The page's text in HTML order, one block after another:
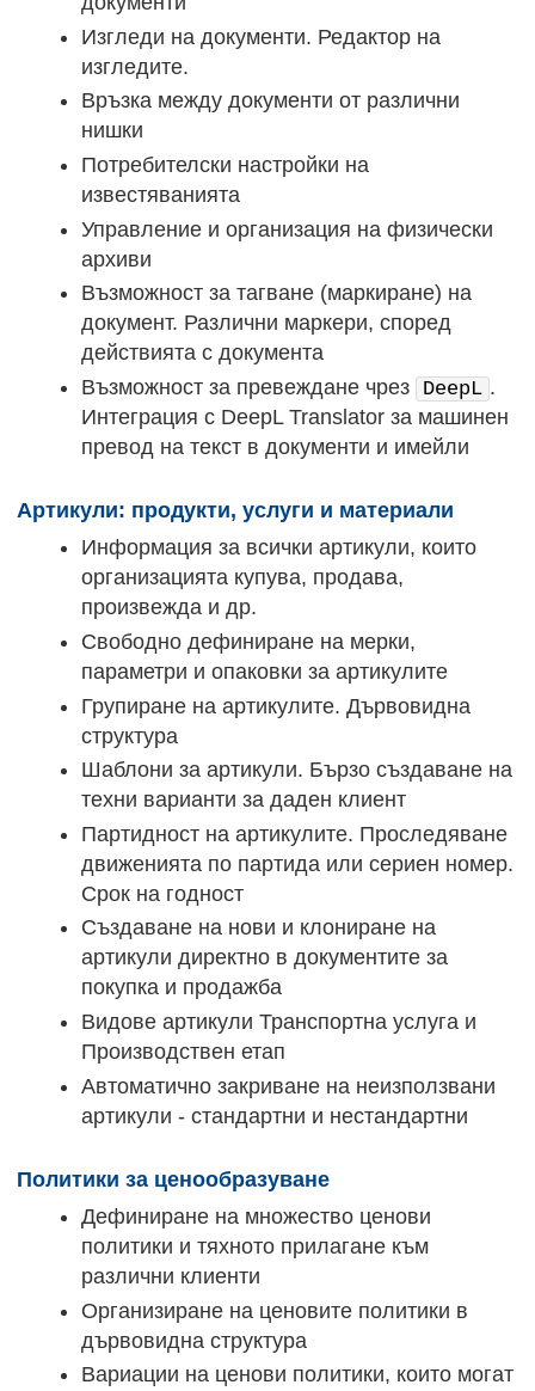
Изгледи на документи. Редактор на
изгледите.
Връзка между документи от различни
нишки
Потребителски настройки на
известяванията
Управление и организация на физически
архиви
Възможност за тагване (маркиране) на
документ. Различни маркери, според
действията с документа
Възможност за превеждане чрез
DeepL .
Интеграция с DeepL Translator за машинен
превод на текст в документи и имейли
Артикули: продукти, услуги и материали
Информация за всички артикули, които
организацията купува, продава,
произвежда и др.
Свободно дефиниране на мерки,
параметри и опаковки за артикулите
Групиране на артикулите. Дървовидна
структура
Шаблони за артикули. Бързо създаване на
техни варианти за даден клиент
Партидност на артикулите. Проследяване
движенията по партида или сериен номер.
Срок на годност
Създаване на нови и клониране на
артикули директно в документите за
покупка и продажба
Видове артикули Транспортна услуга и
Производствен етап
Автоматично закриване на неизползвани
артикули - стандартни и нестандартни
Политики за ценообразуване
Дефиниране на множество ценови
политики и тяхното прилагане към
различни клиенти
Oрганизиране на ценовите политики в
дървовидна структура
Вариации на ценови политики, които могат